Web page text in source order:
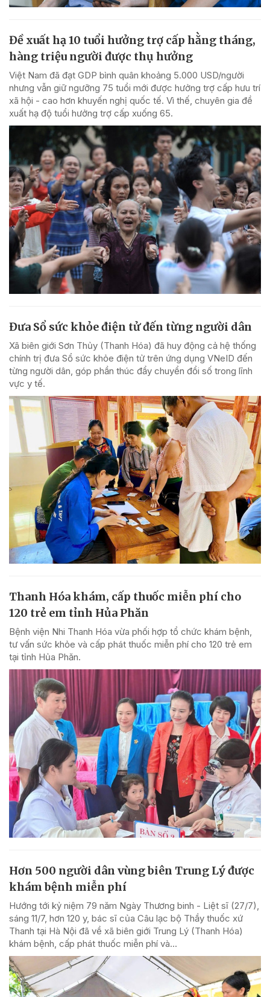
Đề xuất hạ 10 tuổi hưởng trợ cấp hằng tháng,
hàng triệu người được thụ hưởng
Việt Nam đã đạt GDP bình quân khoảng 5.000 USD/người
nhưng vẫn giữ ngưỡng 75 tuổi mới được hưởng trợ cấp hưu trí
xã hội - cao hơn khuyến nghị quốc tế. Vì thế, chuyên gia đề
xuất hạ độ tuổi hưởng trợ cấp xuống 65.
Đưa Sổ sức khỏe điện tử đến từng người dân
Xã biên giới Sơn Thủy (Thanh Hóa) đã huy động cả hệ thống
chính trị đưa Sổ sức khỏe điện tử trên ứng dụng VNeID đến
từng người dân, góp phần thúc đẩy chuyển đổi số trong lĩnh
vực y tế.
Thanh Hóa khám, cấp thuốc miễn phí cho
120 trẻ em tỉnh Hủa Phăn
Bệnh viện Nhi Thanh Hóa vừa phối hợp tổ chức khám bệnh,
tư vấn sức khỏe và cấp phát thuốc miễn phí cho 120 trẻ em
tại tỉnh Hủa Phăn.
Hơn 500 người dân vùng biên Trung Lý được
khám bệnh miễn phí
Hướng tới kỷ niệm 79 năm Ngày Thương binh - Liệt sĩ (27/7),
sáng 11/7, hơn 120 y, bác sĩ của Câu lạc bộ Thầy thuốc xứ
Thanh tại Hà Nội đã về xã biên giới Trung Lý (Thanh Hóa)
khám bệnh, cấp phát thuốc miễn phí và...